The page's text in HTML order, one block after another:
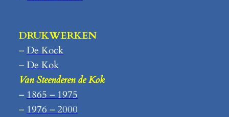
DRUKWERKEN
–De Kock
–De Kok
Van Steenderen de Kok
–1865 – 1975
–1976 – 2000